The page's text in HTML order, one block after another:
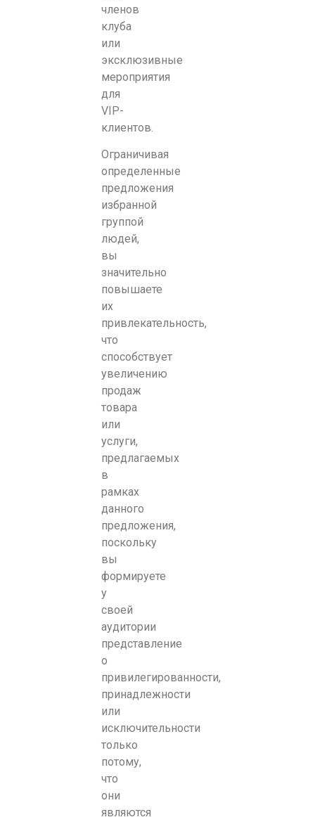
членов
клуба
или
эксклюзивные
мероприятия
для
VIP-
клиентов.
Ограничивая
определенные
предложения
избранной
группой
людей,
вы
значительно
повышаете
их
привлекательность,
что
способствует
увеличению
продаж
товара
или
услуги,
предлагаемых
в
рамках
данного
предложения,
поскольку
вы
формируете
у
своей
аудитории
представление
о
привилегированности,
принадлежности
или
исключительности
только
потому,
что
они
являются